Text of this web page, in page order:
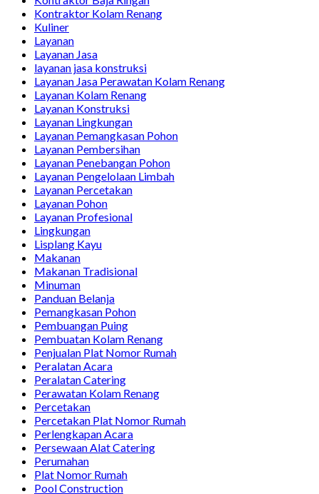
Kontraktor Kolam Renang
Kuliner
Layanan
Layanan Jasa
layanan jasa konstruksi
Layanan Jasa Perawatan Kolam Renang
Layanan Kolam Renang
Layanan Konstruksi
Layanan Lingkungan
Layanan Pemangkasan Pohon
Layanan Pembersihan
Layanan Penebangan Pohon
Layanan Pengelolaan Limbah
Layanan Percetakan
Layanan Pohon
Layanan Profesional
Lingkungan
Lisplang Kayu
Makanan
Makanan Tradisional
Minuman
Panduan Belanja
Pemangkasan Pohon
Pembuangan Puing
Pembuatan Kolam Renang
Penjualan Plat Nomor Rumah
Peralatan Acara
Peralatan Catering
Perawatan Kolam Renang
Percetakan
Percetakan Plat Nomor Rumah
Perlengkapan Acara
Persewaan Alat Catering
Perumahan
Plat Nomor Rumah
Pool Construction